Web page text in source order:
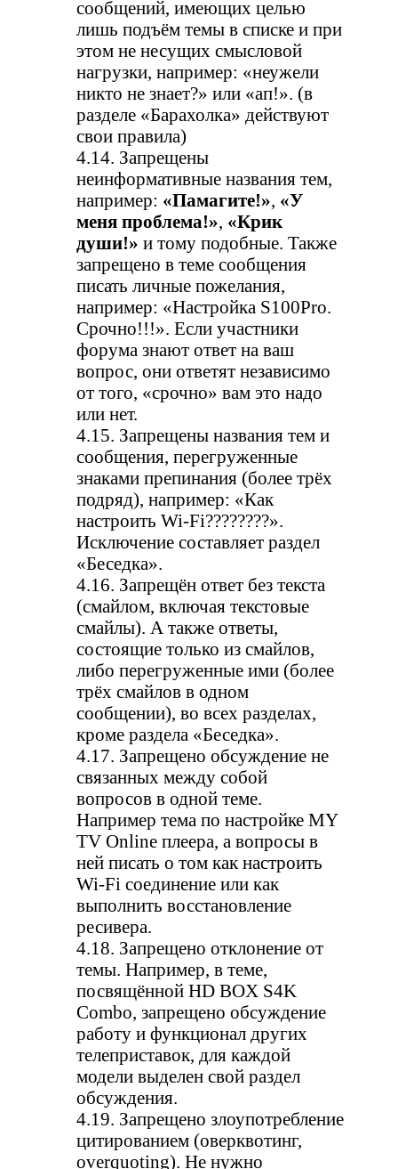
сообщений, имеющих целью
лишь подъём темы в списке и при
этом не несущих смысловой
нагрузки, например: «неужели
никто не знает?» или «ап!». (в
разделе «Барахолка» действуют
свои правила)
4.14. Запрещены
неинформативные названия тем,
например: «Памагите!», «У
меня проблема!», «Крик
души!» и тому подобные. Также
запрещено в теме сообщения
писать личные пожелания,
например: «Настройка S100Pro.
Срочно!!!». Если участники
форума знают ответ на ваш
вопрос, они ответят независимо
от того, «срочно» вам это надо
или нет.
4.15. Запрещены названия тем и
сообщения, перегруженные
знаками препинания (более трёх
подряд), например: «Как
настроить Wi-Fi????????».
Исключение составляет раздел
«Беседка».
4.16. Запрещён ответ без текста
(смайлом, включая текстовые
смайлы). А также ответы,
состоящие только из смайлов,
либо перегруженные ими (более
трёх смайлов в одном
сообщении), во всех разделах,
кроме раздела «Беседка».
4.17. Запрещено обсуждение не
связанных между собой
вопросов в одной теме.
Например тема по настройке MY
TV Online плеера, а вопросы в
ней писать о том как настроить
Wi-Fi соединение или как
выполнить восстановление
ресивера.
4.18. Запрещено отклонение от
темы. Например, в теме,
посвящённой HD BOX S4K
Combo, запрещено обсуждение
работу и функционал других
телеприставок, для каждой
модели выделен свой раздел
обсуждения.
4.19. Запрещено злоупотребление
цитированием (оверквотинг,
overquoting). Не нужно